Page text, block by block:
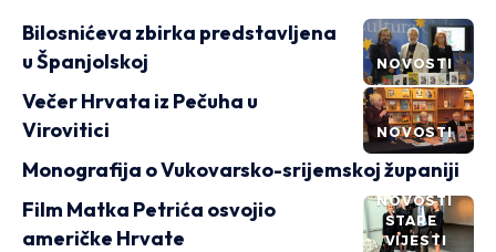
NOVOSTI
Bilosnićeva zbirka predstavljena
u Španjolskoj
NOVOSTI
Večer Hrvata iz Pečuha u
Virovitici
Monografija o Vukovarsko-srijemskoj županiji
NOVOSTI
STARE
VIJESTI
Film Matka Petrića osvojio
američke Hrvate